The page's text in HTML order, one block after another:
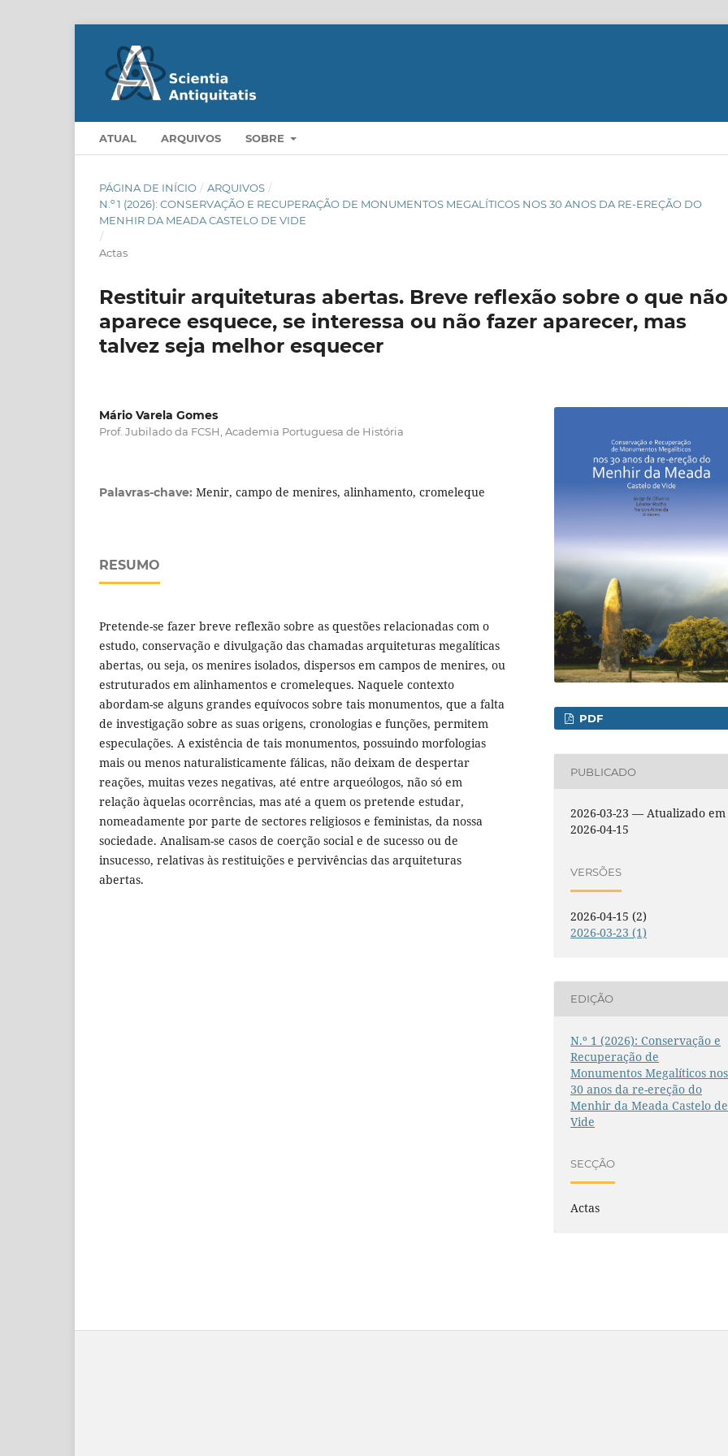
ATUAL ARQUIVOS SOBRE
PÁGINA DE INÍCIO / ARQUIVOS /
N.º 1 (2026): CONSERVAÇÃO E RECUPERAÇÃO DE MONUMENTOS MEGALÍTICOS NOS 30 ANOS DA RE-EREÇÃO DO
MENHIR DA MEADA CASTELO DE VIDE
/
Actas
Restituir arquiteturas abertas. Breve reflexão sobre o que não
aparece esquece, se interessa ou não fazer aparecer, mas
talvez seja melhor esquecer
Mário Varela Gomes
Prof. Jubilado da FCSH, Academia Portuguesa de História
Palavras-chave: Menir, campo de menires, alinhamento, cromeleque
RESUMO
Pretende-se fazer breve reflexão sobre as questões relacionadas com o
estudo, conservação e divulgação das chamadas arquiteturas megalíticas
abertas, ou seja, os menires isolados, dispersos em campos de menires, ou
estruturados em alinhamentos e cromeleques. Naquele contexto
abordam-se alguns grandes equívocos sobre tais monumentos, que a falta
de investigação sobre as suas origens, cronologias e funções, permitem
especulações. A existência de tais monumentos, possuindo morfologias
mais ou menos naturalisticamente fálicas, não deixam de despertar
reações, muitas vezes negativas, até entre arqueólogos, não só em
relação àquelas ocorrências, mas até a quem os pretende estudar,
nomeadamente por parte de sectores religiosos e feministas, da nossa
sociedade. Analisam-se casos de coerção social e de sucesso ou de
insucesso, relativas às restituições e pervivências das arquiteturas
abertas.
PDF
PUBLICADO
2026-03-23 — Atualizado em
2026-04-15
VERSÕES
2026-04-15 (2)
2026-03-23 (1)
EDIÇÃO
N.º 1 (2026): Conservação e
Recuperação de
Monumentos Megalíticos nos
30 anos da re-ereção do
Menhir da Meada Castelo de
Vide
SECÇÃO
Actas